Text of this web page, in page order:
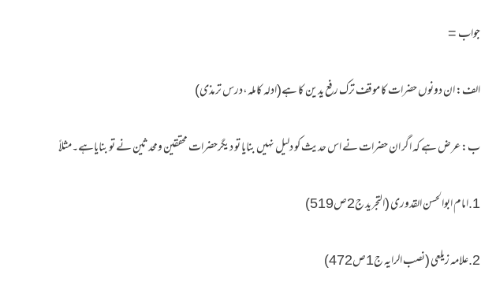
جواب =
الف: ان دونوں حضرات کا موقف ترک رفع یدین کا ہے(ادلہ کاملہ،درس ترمذی)
ب: عرض ہے کہ اگر ان حضرات نے اس حدیث کو دلیل نہیں بنایا تو دیگرحضرات محققین ومحدثین نے تو بنایاہے۔مثلاً
1.امام ابوالحسن القدوری (التجرید ج2ص519)
2.علامہ زیلعی (نصب الرایہ ج1ص472)